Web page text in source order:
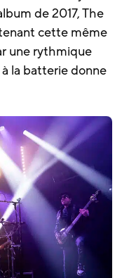
de 2017, The
cette même
une rythmique
la batterie donne